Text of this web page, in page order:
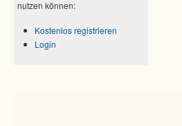
nutzen können:
Kostenlos registrieren
Login